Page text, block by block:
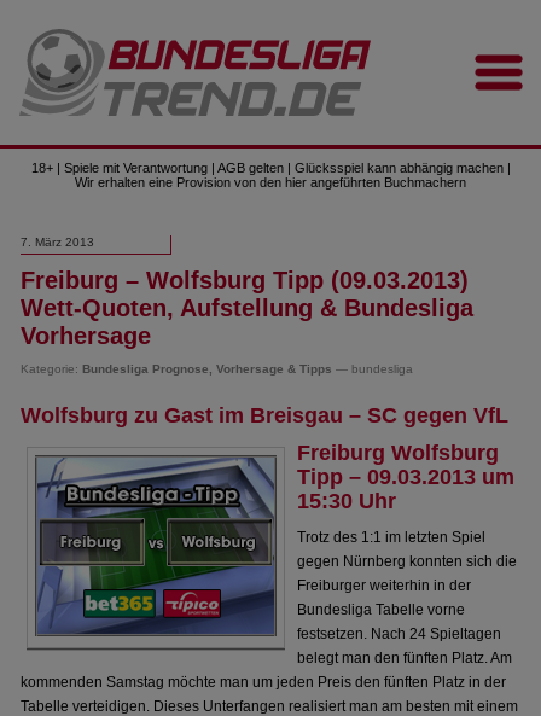
18+ | Spiele mit Verantwortung | AGB gelten | Glücksspiel kann abhängig machen |
Wir erhalten eine Provision von den hier angeführten Buchmachern
7. März 2013
Freiburg – Wolfsburg Tipp (09.03.2013)
Wett-Quoten, Aufstellung & Bundesliga
Vorhersage
Kategorie: Bundesliga Prognose, Vorhersage & Tipps — bundesliga
Wolfsburg zu Gast im Breisgau – SC gegen VfL
Freiburg Wolfsburg
Tipp – 09.03.2013 um
15:30 Uhr
Trotz des 1:1 im letzten Spiel
gegen Nürnberg konnten sich die
Freiburger weiterhin in der
Bundesliga Tabelle vorne
festsetzen. Nach 24 Spieltagen
belegt man den fünften Platz. Am
kommenden Samstag möchte man um jeden Preis den fünften Platz in der
Tabelle verteidigen. Dieses Unterfangen realisiert man am besten mit einem